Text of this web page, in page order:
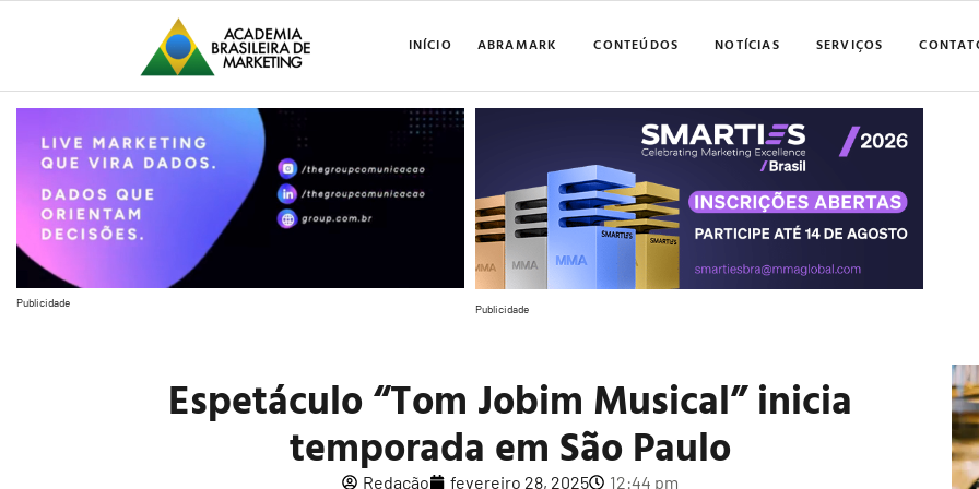
INÍCIO ABRAMARK CONTEÚDOS NOTÍCIAS SERVIÇOS
Publicidade Publicidade
Espetáculo “Tom Jobim Musical” inicia
temporada em São Paulo
Redação fevereiro 28, 2025 12:44 pm